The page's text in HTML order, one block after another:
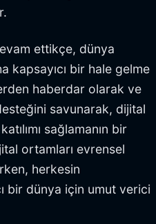
ettikçe, dünya
kapsayıcı bir hale gelme
haberdar olarak ve
savunarak, dijital
sağlamanın bir
ortamları evrensel
herkesin
bir dünya için umut verici